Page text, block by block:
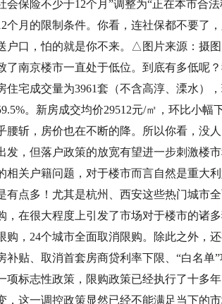
会保险不少于12个月”调整为“正在本市合
个月的限制条件。你看，连社保都不要了
户口，怕的就是你不来。△图片来源：摄
了南京楼市一直处于低位。到底有多低呢
住宅成交量为3961套（不含高淳、溧水）
。新房成交均价29512元/㎡，环比小幅
腰斩，房价也在不断的降。所以你看，没
发，但落户政策的放宽有望进一步刺激楼
相关户籍问题，对于楼市而言自然是重大
有点多！尤其是杭州、西安这些热门城市
，在很大程度上引发了市场对于楼市的诸
购，24个城市全面取消限购。除此之外，
补贴、取消首套房商贷利率下限、“白名单
项标志性政策，限购政策已经执行了十多
，这一调控政策显然已经不能满足当下的